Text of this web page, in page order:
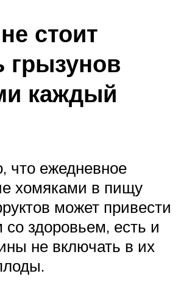
стоит
грызунов
каждый
что ежедневное
хомяками в пищу
может привести
здоровьем, есть и
не включать в их